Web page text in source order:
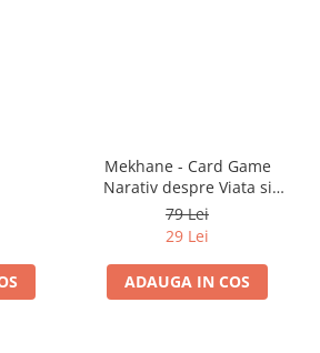
Mekhane - Card Game
Narativ despre Viata si
Moarte (EN)
79 Lei
29 Lei
ADAUGA IN COS